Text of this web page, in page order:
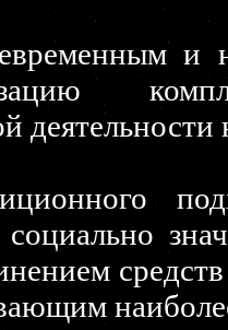
и
деятельности